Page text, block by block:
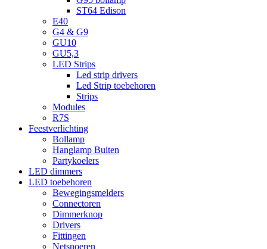
ST64 Edison
E40
G4 & G9
GU10
GU5,3
LED Strips
Led strip drivers
Led Strip toebehoren
Strips
Modules
R7S
Feestverlichting
Bollamp
Hanglamp Buiten
Partykoelers
LED dimmers
LED toebehoren
Bewegingsmelders
Connectoren
Dimmerknop
Drivers
Fittingen
Netsnoeren